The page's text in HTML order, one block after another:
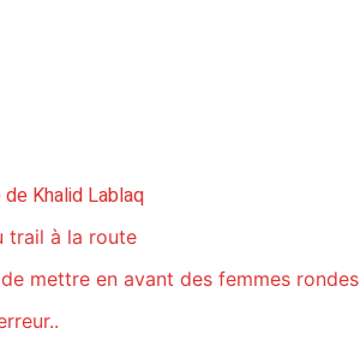
Khalid Lablaq
trail à la route
mettre en avant des femmes rondes